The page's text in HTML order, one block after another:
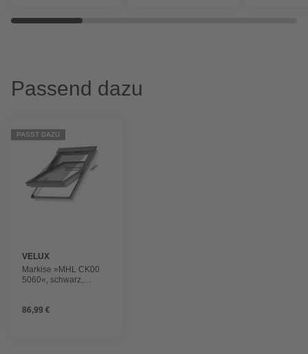
Passend dazu
PASST DAZU
VELUX
Markise »MHL CK00
5060«, schwarz,
86,99 €